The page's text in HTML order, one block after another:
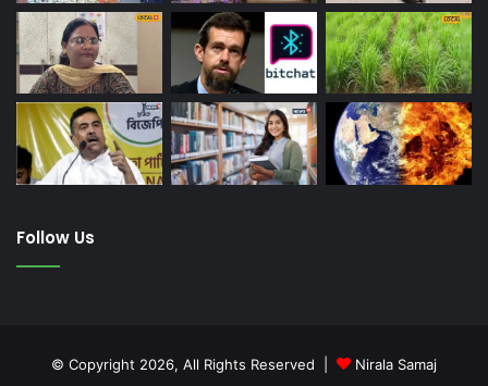
Follow Us
© Copyright 2026, All Rights Reserved | Nirala Samaj